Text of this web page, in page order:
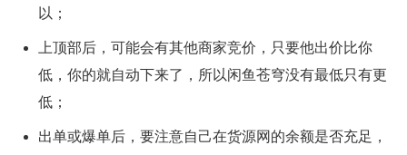
以；
上顶部后，可能会有其他商家竞价，只要他出价比你
低，你的就自动下来了，所以闲鱼苍穹没有最低只有更
低；
出单或爆单后，要注意自己在货源网的余额是否充足，